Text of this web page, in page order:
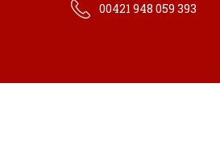
00421 948 059 393